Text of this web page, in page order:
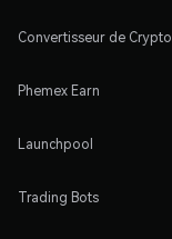
Convertisseur de Crypto
Phemex Earn
Launchpool
Trading Bots